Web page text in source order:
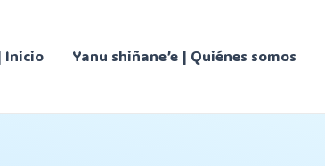
Inicio Yanu shiñane’e | Quiénes somos